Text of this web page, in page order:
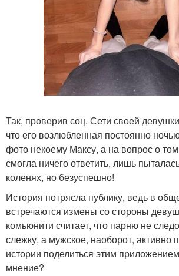
Так, проверив соц. Сети своей
что его возлюбленная постоянно
фото некоему Максу, а на вопрос о
смогла ничего ответить, лишь
коленях, но безуспешно!
История потрясла публику, ведь в
встречаются измены со стороны
комьюнити считает, что парню не
слежку, а мужское, наоборот, активно
истории поделиться этим
мнение?